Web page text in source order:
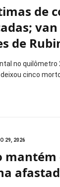
de
de
no quilômetro
cinco
29, 2026